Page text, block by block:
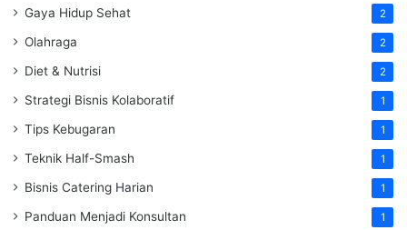
Gaya Hidup Sehat 2
Olahraga 2
Diet & Nutrisi 2
Strategi Bisnis Kolaboratif 1
Tips Kebugaran 1
Teknik Half-Smash 1
Bisnis Catering Harian 1
Panduan Menjadi Konsultan 1